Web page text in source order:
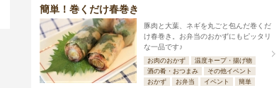
簡単！巻くだけ春巻き
豚肉と大葉、ネギを丸ごと包んだ巻くだ
け春巻き。お弁当のおかずにもピッタリ
な一品です♪
お肉のおかず
温度キープ・揚げ物
酒の肴・おつまみ
その他イベント
おかず
お弁当 イベント
簡単